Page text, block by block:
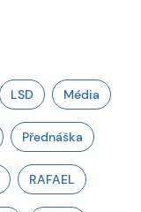
LSD Média
Přednáška
RAFAEL